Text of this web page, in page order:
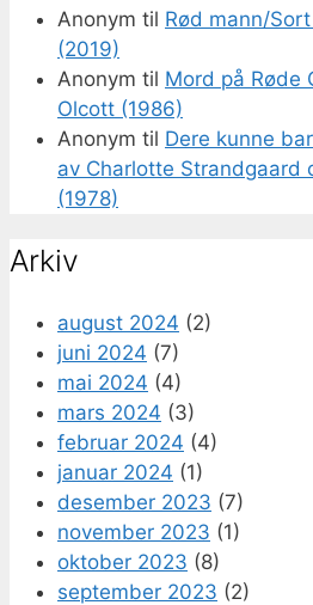
Anonym til Rød mann/
(2019)
Anonym til Mord på Røde
Olcott (1986)
Anonym til Dere kunne
av Charlotte Strandgaard
(1978)
Arkiv
august 2024 (2)
juni 2024 (7)
mai 2024 (4)
mars 2024 (3)
februar 2024 (4)
januar 2024 (1)
desember 2023 (7)
november 2023 (1)
oktober 2023 (8)
september 2023 (2)